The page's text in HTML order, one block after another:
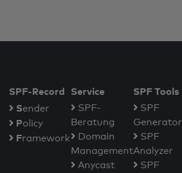
SPF-Record
Sender
Policy
Framework
Service
SPF-
Beratung
Domain
Management
Anycast
SPF Tools
SPF
Generator
SPF
Analyzer
SPF